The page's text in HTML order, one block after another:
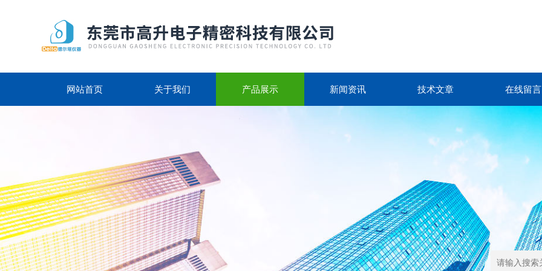
网站首页 关于我们 产品展示 新闻资讯 技术文章 在线留言